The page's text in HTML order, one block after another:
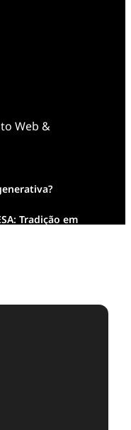
Web &
Tradição em